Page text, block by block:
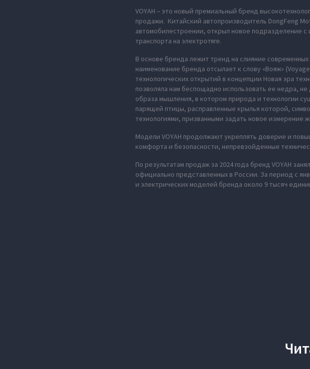
VOYAH – это новый премиальный бренд
продажи. Китайский автопроизводитель DongFeng
автомобилестроении, открыл новое подразделение с
транспорта на электротяге.
В основе бренда лежит тренд на слияние
наименование бренда отсылает к слову «Вояж»
технологических открытий в концепции Новая эра
позволяла нам беспощадно использовать ее недра,
образа мышления, в котором природа и технологии
парящей птицы, расправленные крылья которой,
технологиями, призванными задать новое измерение
Модели VOYAH продолжают укреплять доверие и
комфорта и безопасности, непревзойденные
По результатам продаж за 2024 года бренд VOYAH
официально представленных в России. За период с
и электрических моделей бренда около 9 тысяч